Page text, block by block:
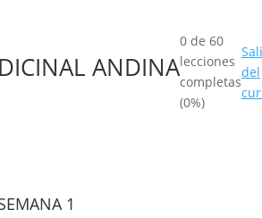
ANDINA
0 de 60
lecciones
completas
(0%)
del
1